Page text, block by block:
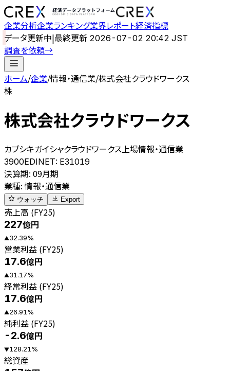
企業分析企業ランキング業界レポート経済指標
データ更新中|最終更新 2026-07-02 20:42 JST
調査を依頼→
ホーム/企業/情報・通信業/株式会社クラウドワークス
株
株式会社クラウドワークス
カブシキガイシャクラウドワークス 上場情報・通信業
3900EDINET: E31019
決算期: 09月期
業種: 情報・通信業
ウォッチ Export
売上高 (FY25)
227億円
▲32.39%
営業利益 (FY25)
17.6億円
▲31.17%
経常利益 (FY25)
17.6億円
▲26.91 %
純利益 (FY25)
-2.6億円
▼128.21 %
総資産